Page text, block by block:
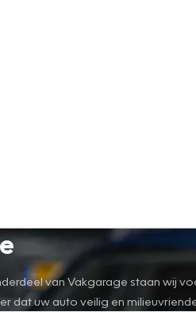
van Vakgarage staan wij
dat uw auto veilig en